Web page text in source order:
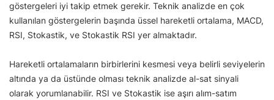
göstergeleri iyi takip etmek gerekir. Teknik analizde en çok
kullanılan göstergelerin başında üssel hareketli ortalama, MACD,
RSI, Stokastik, ve Stokastik RSI yer almaktadır.
Hareketli ortalamaların birbirlerini kesmesi veya belirli seviyelerin
altında ya da üstünde olması teknik analizde al-sat sinyali
olarak yorumlanabilir. RSI ve Stokastik ise aşırı alım-satım